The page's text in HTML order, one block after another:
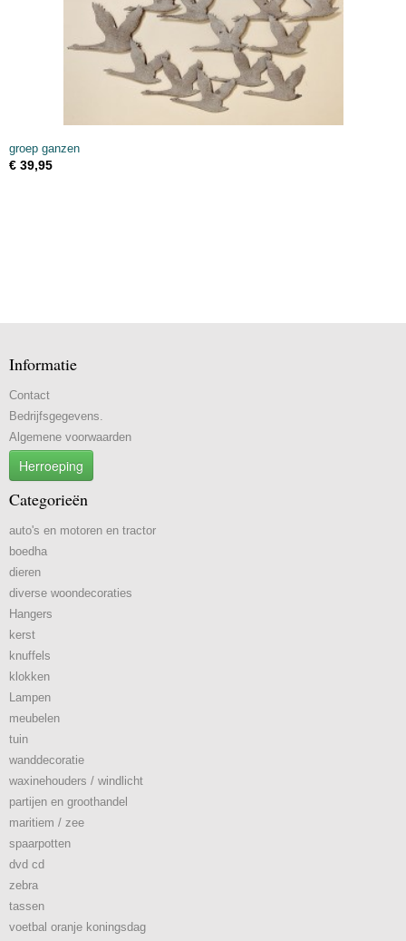
groep ganzen
€ 39,95
Informatie
Contact
Bedrijfsgegevens.
Algemene voorwaarden
Herroeping
Categorieën
auto's en motoren en tractor
boedha
dieren
diverse woondecoraties
Hangers
kerst
knuffels
klokken
Lampen
meubelen
tuin
wanddecoratie
waxinehouders / windlicht
partijen en groothandel
maritiem / zee
spaarpotten
dvd cd
zebra
tassen
voetbal oranje koningsdag